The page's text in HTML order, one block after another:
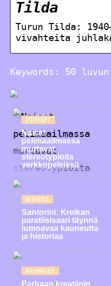
Tilda
Turun Tilda:
vivahteita
Keywords: 50
UUTISET
Naiset
pelimaailmassa
murtavat
stereotypioita
verkkopeleissä
MUOTO
Santorini: Kreikan
paratiisisaari täynnä
lumoavaa kauneutta
ja historiaa
KAUNEUS
Parhaan kreatiinin